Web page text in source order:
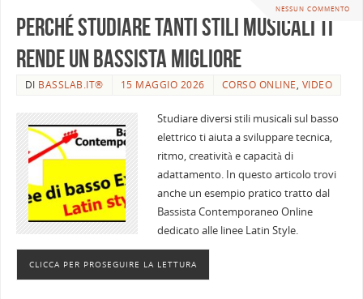
NESSUN COMMENTO
Perché studiare tanti stili musicali ti
rende un bassista migliore
DI BASSLAB.IT® 15 MAGGIO 2026 CORSO ONLINE, VIDEO
Studiare diversi stili musicali sul basso
elettrico ti aiuta a sviluppare tecnica,
ritmo, creatività e capacità di
adattamento. In questo articolo trovi
anche un esempio pratico tratto dal
Bassista Contemporaneo Online
dedicato alle linee Latin Style.
CLICCA PER PROSEGUIRE LA LETTURA